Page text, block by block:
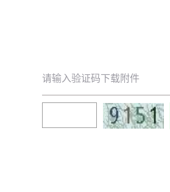
请输入验证码下载附件